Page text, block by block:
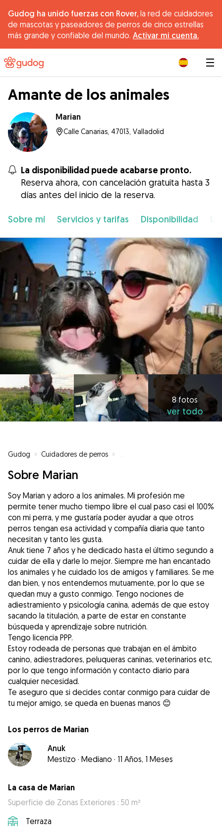
Gudog ha unido fuerzas con Rover, la red de cuidadores
de mascotas y paseadores de perros de cinco estrellas
más grande y confiable del mundo. Activar mi cuenta.
Amante de los animales
Marian
Calle Canarias, 47013, Valladolid
La disponibilidad puede acabarse pronto.
Reserva ahora, con cancelación gratuita hasta 3
días antes del inicio de la reserva.
Sobre mí Servicios y tarifas Disponibilidad
8 fotos
ver todo
Gudog » Cuidadores de perros »
Sobre Marian
Soy Marian y adoro a los animales. Mi profesión me
permite tener mucho tiempo libre el cual paso casi el 100%
con mi perra, y me gustaría poder ayudar a que otros
perros tengan esa actividad y compañía diaria que tanto
necesitan y tanto les gusta.
Anuk tiene 7 años y he dedicado hasta el último segundo a
cuidar de ella y darle lo mejor. Siempre me han encantado
los animales y he cuidado los de amigos y familiares. Se me
dan bien, y nos entendemos mutuamente, por lo que se
quedan muy a gusto conmigo. Tengo nociones de
adiestramiento y psicología canina, además de que estoy
sacando la titulación, a parte de estar en constante
búsqueda y aprendizaje sobre nutrición.
Tengo licencia PPP.
Estoy rodeada de personas que trabajan en el ámbito
canino, adiestradores, peluqueras caninas, veterinarios etc,
por lo que tengo información y contacto diario para
cualquier necesidad.
Te aseguro que si decides contar conmigo para cuidar de
tu mejor amigo, se queda en buenas manos 😊
Los perros de Marian
Anuk
Mestizo · Mediano · 11 Años, 1 Meses
La casa de Marian
Superficie de Zonas Exteriores : 50 m²
Terraza